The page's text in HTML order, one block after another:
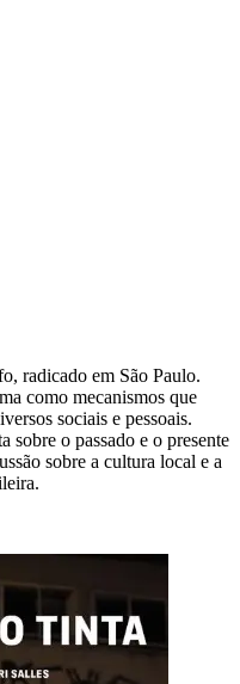
radicado em São Paulo.
como mecanismos que
sociais e pessoais.
o passado e o presente
sobre a cultura local e a